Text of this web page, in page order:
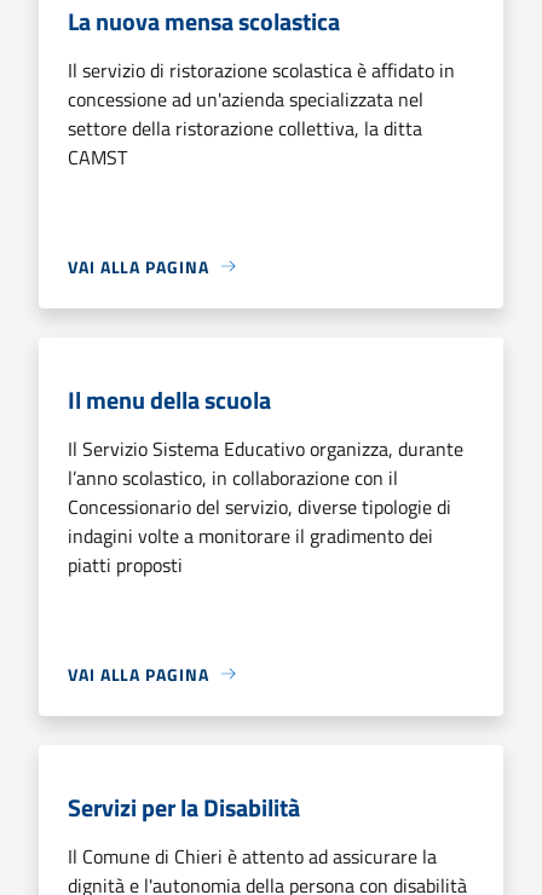
La nuova mensa scolastica
Il servizio di ristorazione scolastica è affidato in
concessione ad un'azienda specializzata nel
settore della ristorazione collettiva, la ditta
CAMST
VAI ALLA PAGINA
Il menu della scuola
Il Servizio Sistema Educativo organizza, durante
l’anno scolastico, in collaborazione con il
Concessionario del servizio, diverse tipologie di
indagini volte a monitorare il gradimento dei
piatti proposti
VAI ALLA PAGINA
Servizi per la Disabilità
Il Comune di Chieri è attento ad assicurare la
dignità e l'autonomia della persona con disabilità